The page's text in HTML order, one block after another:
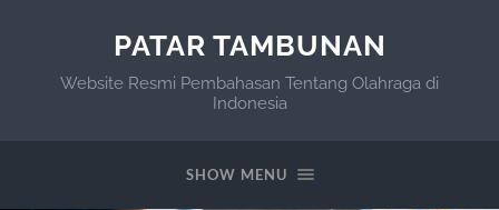
PATAR TAMBUNAN
Website Resmi Pembahasan Tentang Olahraga di
Indonesia
SHOW MENU